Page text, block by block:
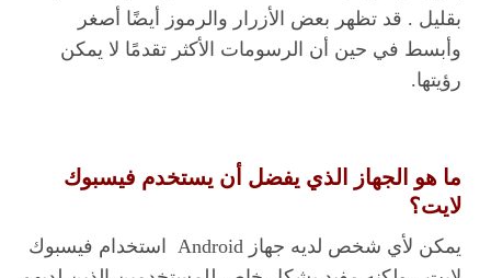
بقليل . قد تظهر بعض الأزرار والرموز أيضًا أصغر
وأبسط في حين أن الرسومات الأكثر تقدمًا لا يمكن
رؤيتها.
ما هو الجهاز الذي يفضل أن يستخدم فيسبوك
لايت؟
يمكن لأي شخص لديه جهاز Android استخدام فيسبوك